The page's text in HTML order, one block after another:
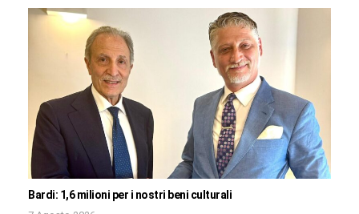
Bardi: 1,6 milioni per i nostri beni culturali